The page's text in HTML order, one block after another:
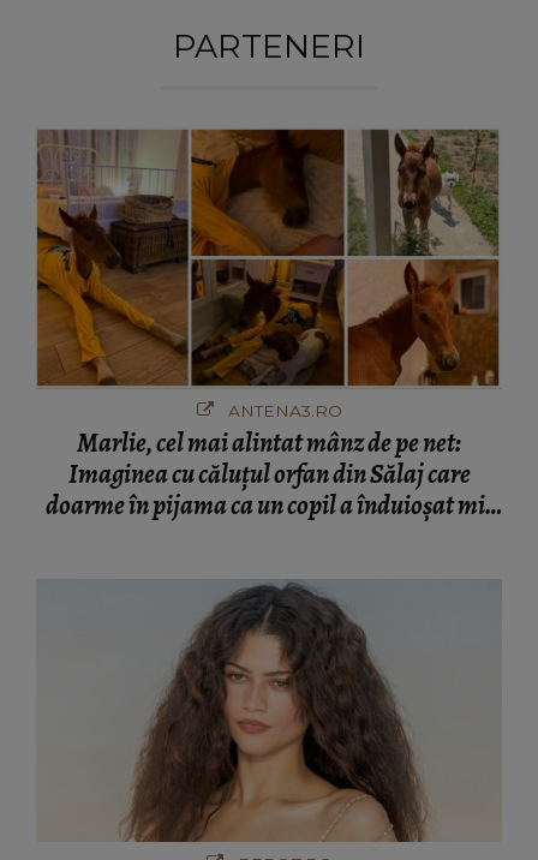
PARTENERI
ANTENA3.RO
Marlie, cel mai alintat mânz de pe net:
Imaginea cu căluțul orfan din Sălaj care
doarme în pijama ca un copil a înduioșat mii